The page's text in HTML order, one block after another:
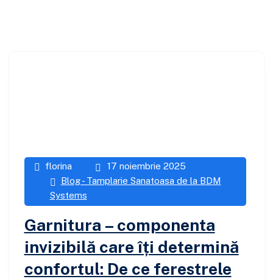
florina
17 noiembrie 2025
Blog - Tamplarie Sanatoasa de la BDM
Systems
Garnitura – componenta
invizibilă care îți determină
confortul: De ce ferestrele